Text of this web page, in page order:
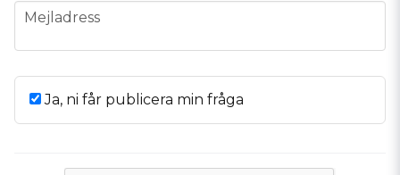
email
Mejladress
Ja, ni får publicera min fråga